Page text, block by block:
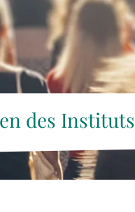
des Instituts